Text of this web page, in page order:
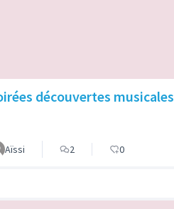
découvertes musicales
Aïssi 2 0